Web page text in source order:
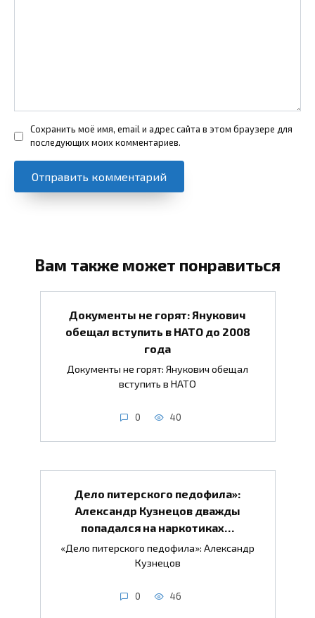
Сохранить моё имя, email и адрес сайта в этом браузере для
последующих моих комментариев.
Вам также может понравиться
Документы не горят: Янукович
обещал вступить в НАТО до 2008
года
Документы не горят: Янукович обещал
вступить в НАТО
0 40
Дело питерского педофила»:
Александр Кузнецов дважды
попадался на наркотиках…
«Дело питерского педофила»: Александр
Кузнецов
0 46